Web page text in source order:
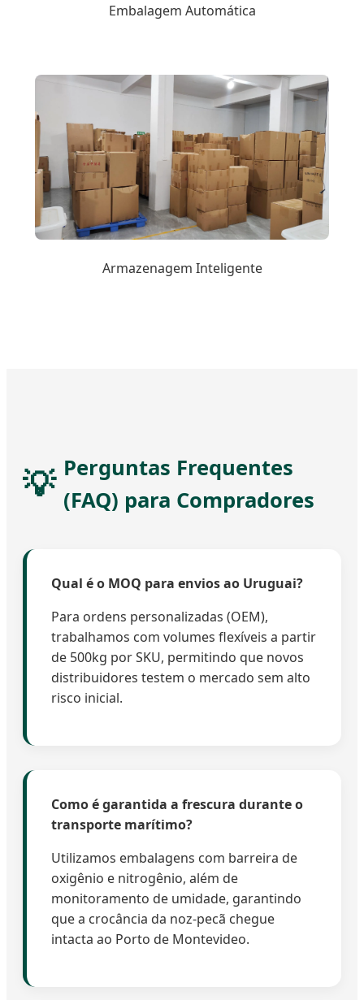
Embalagem Automática
Armazenagem Inteligente
Perguntas Frequentes
(FAQ) para Compradores
Qual é o MOQ para envios ao Uruguai?
Para ordens personalizadas (OEM),
trabalhamos com volumes flexíveis a partir
de 500kg por SKU, permitindo que novos
distribuidores testem o mercado sem alto
risco inicial.
Como é garantida a frescura durante o
transporte marítimo?
Utilizamos embalagens com barreira de
oxigênio e nitrogênio, além de
monitoramento de umidade, garantindo
que a crocância da noz-pecã chegue
intacta ao Porto de Montevideo.